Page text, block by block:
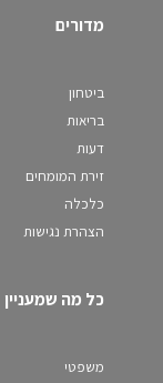
מדורים
ביטחון
בריאות
דעות
זירת המומחים
כלכלה
הצהרת נגישות
כל מה שמעניין
משפטי